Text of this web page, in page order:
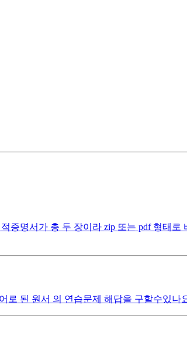
명서가 총 두 장이라 zip 또는 pdf 형태로
로 된 원서 의 연습문제 해답을 구할수있나